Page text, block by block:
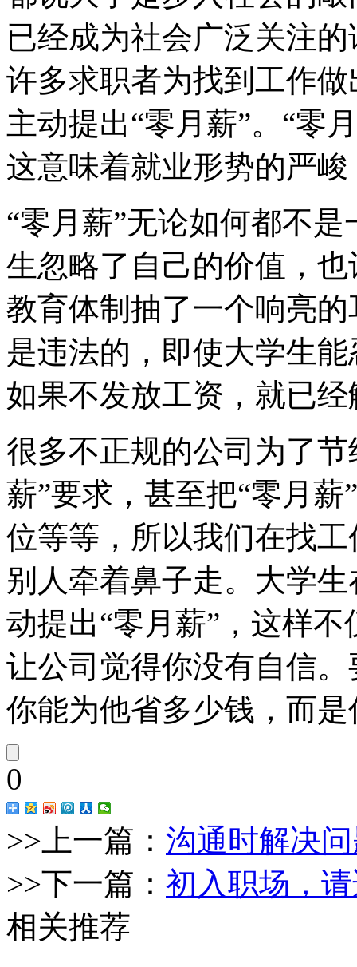
已经成为社会广泛关注
许多求职者为找到工作
主动提出“零月薪”。“零
这意味着就业形势的严
“零月薪”无论如何都不
生忽略了自己的价值，
教育体制抽了一个响亮
是违法的，即使大学生
如果不发放工资，就已
很多不正规的公司为了
薪”要求，甚至把“零月
位等等，所以我们在找
别人牵着鼻子走。大学
动提出“零月薪”，这样
让公司觉得你没有自信
你能为他省多少钱，而
0
>>上一篇： 沟通时解决
>>下一篇： 初入职场，
相关推荐